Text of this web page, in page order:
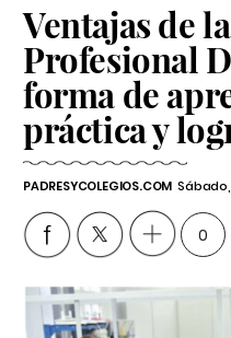
Ventajas de
Profesional
forma de
práctica y
PADRESYCOLEGIOS.COM Sábado,
0